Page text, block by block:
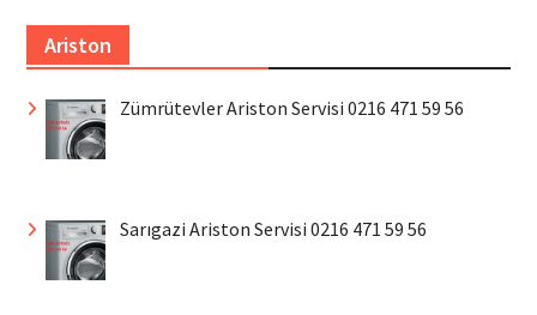
Ariston
Zümrütevler Ariston Servisi 0216 471 59 56
Sarıgazi Ariston Servisi 0216 471 59 56